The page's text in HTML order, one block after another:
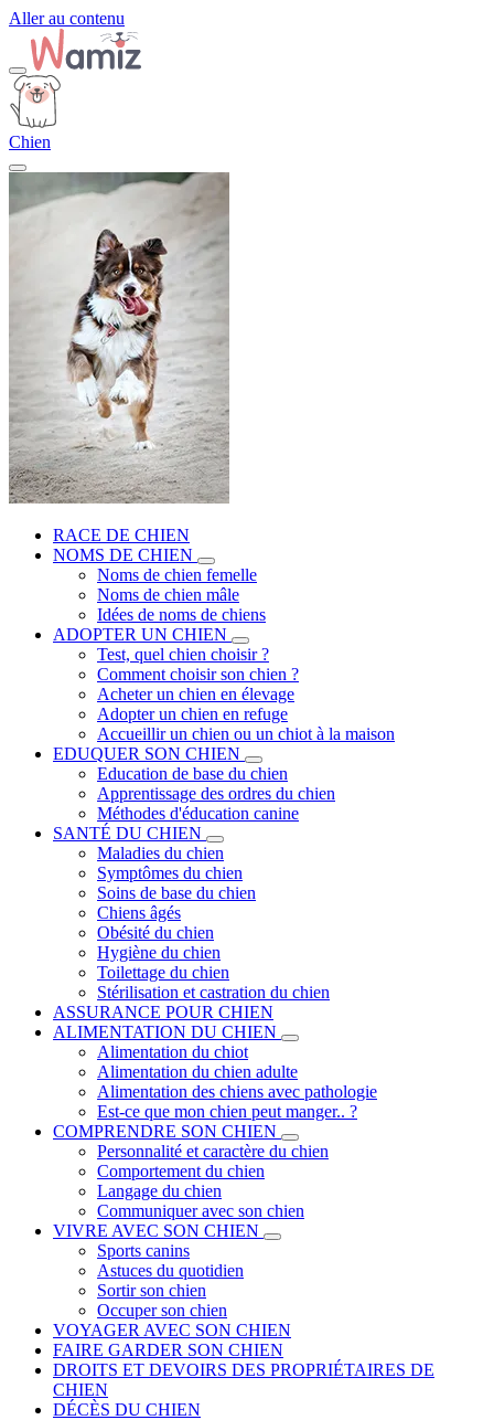
Aller au contenu
Chien
RACE DE CHIEN
NOMS DE CHIEN
Noms de chien femelle
Noms de chien mâle
Idées de noms de chiens
ADOPTER UN CHIEN
Test, quel chien choisir ?
Comment choisir son chien ?
Acheter un chien en élevage
Adopter un chien en refuge
Accueillir un chien ou un chiot à la maison
EDUQUER SON CHIEN
Education de base du chien
Apprentissage des ordres du chien
Méthodes d'éducation canine
SANTÉ DU CHIEN
Maladies du chien
Symptômes du chien
Soins de base du chien
Chiens âgés
Obésité du chien
Hygiène du chien
Toilettage du chien
Stérilisation et castration du chien
ASSURANCE POUR CHIEN
ALIMENTATION DU CHIEN
Alimentation du chiot
Alimentation du chien adulte
Alimentation des chiens avec pathologie
Est-ce que mon chien peut manger.. ?
COMPRENDRE SON CHIEN
Personnalité et caractère du chien
Comportement du chien
Langage du chien
Communiquer avec son chien
VIVRE AVEC SON CHIEN
Sports canins
Astuces du quotidien
Sortir son chien
Occuper son chien
VOYAGER AVEC SON CHIEN
FAIRE GARDER SON CHIEN
DROITS ET DEVOIRS DES PROPRIÉTAIRES DE
CHIEN
DÉCÈS DU CHIEN